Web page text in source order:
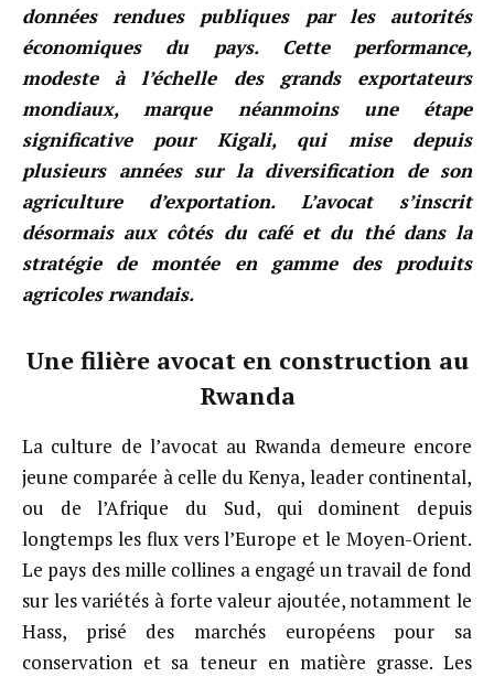
données rendues publiques par les autorités
économiques du pays. Cette performance,
modeste à l’échelle des grands exportateurs
mondiaux, marque néanmoins une étape
significative pour Kigali, qui mise depuis
plusieurs années sur la diversification de son
agriculture d’exportation. L’avocat s’inscrit
désormais aux côtés du café et du thé dans la
stratégie de montée en gamme des produits
agricoles rwandais.
Une filière avocat en construction au
Rwanda
La culture de l’avocat au Rwanda demeure encore
jeune comparée à celle du Kenya, leader continental,
ou de l’Afrique du Sud, qui dominent depuis
longtemps les flux vers l’Europe et le Moyen-Orient.
Le pays des mille collines a engagé un travail de fond
sur les variétés à forte valeur ajoutée, notamment le
Hass, prisé des marchés européens pour sa
conservation et sa teneur en matière grasse. Les